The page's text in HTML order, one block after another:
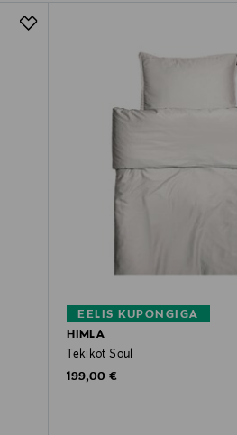
EELIS KUPONGIGA
HIMLA
Tekikot Soul
Original Price
199,00 €